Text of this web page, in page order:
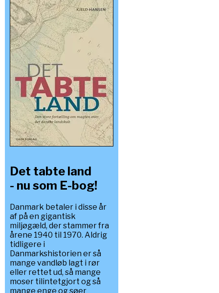
Det tabte land
- nu som E-bog!
Danmark betaler i disse år
af på en gigantisk
miljøgæld, der stammer fra
årene 1940 til 1970. Aldrig
tidligere i
Danmarkshistorien er så
mange vandløb lagt i rør
eller rettet ud, så mange
moser tilintetgjort og så
mange enge og søer